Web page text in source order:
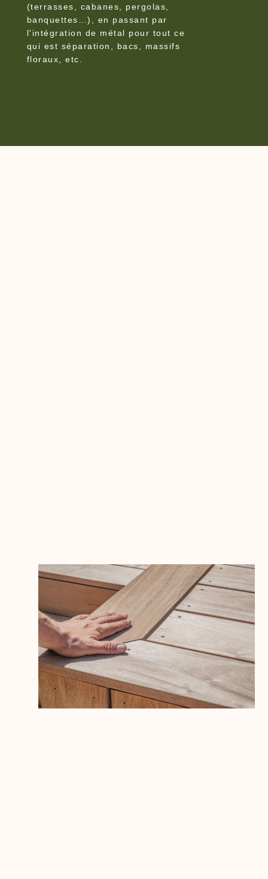
(terrasses, cabanes, pergolas,
banquettes…), en passant par
l'intégration de métal pour tout ce
qui est séparation, bacs, massifs
floraux, etc.